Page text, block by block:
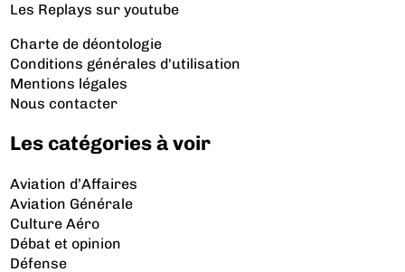
Les Replays sur youtube
Charte de déontologie
Conditions générales d'utilisation
Mentions légales
Nous contacter
Les catégories à voir
Aviation d’Affaires
Aviation Générale
Culture Aéro
Débat et opinion
Défense